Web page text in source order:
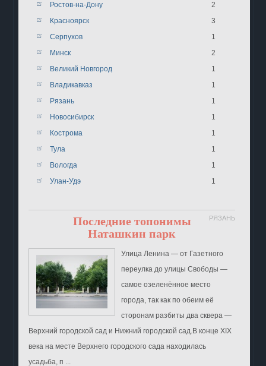
Ростов-на-Дону 2
Красноярск 3
Серпухов 1
Минск 2
Великий Новгород 1
Владикавказ 1
Рязань 1
Новосибирск 1
Кострома 1
Тула 1
Вологда 1
Улан-Удэ 1
Последние топонимы РЯЗАНЬ
Наташкин парк
Улица Ленина ― от Газетного
переулка до улицы Свободы ―
самое озеленённое место
города, так как по обеим её
сторонам разбиты два сквера ―
Верхний городской сад и Нижний городской сад.В конце XIX
века на месте Верхнего городского сада находилась
усадьба, п ...